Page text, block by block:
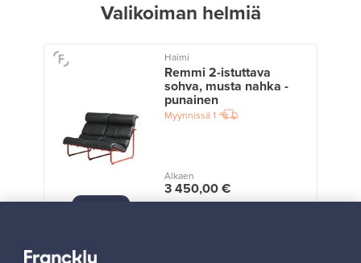
Valikoiman helmiä
Haimi
Remmi 2-istuttava
sohva, musta nahka -
punainen
Myynnissä1
Alkaen
3 450,00 €